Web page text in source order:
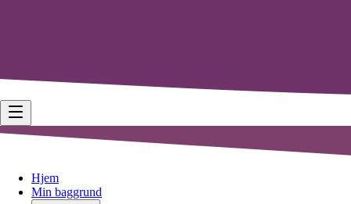
Hjem
Min baggrund